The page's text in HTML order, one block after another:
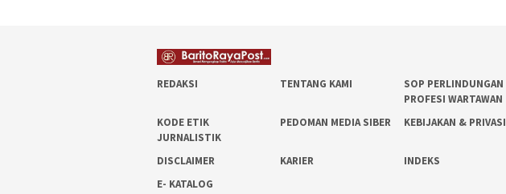
REDAKSI TENTANG KAMI
SOP PERLINDUNGAN
PROFESI WARTAWAN
KODE ETIK
JURNALISTIK
PEDOMAN MEDIA SIBER KEBIJAKAN & PRIVASI
DISCLAIMER KARIER
INDEKS
E- KATALOG